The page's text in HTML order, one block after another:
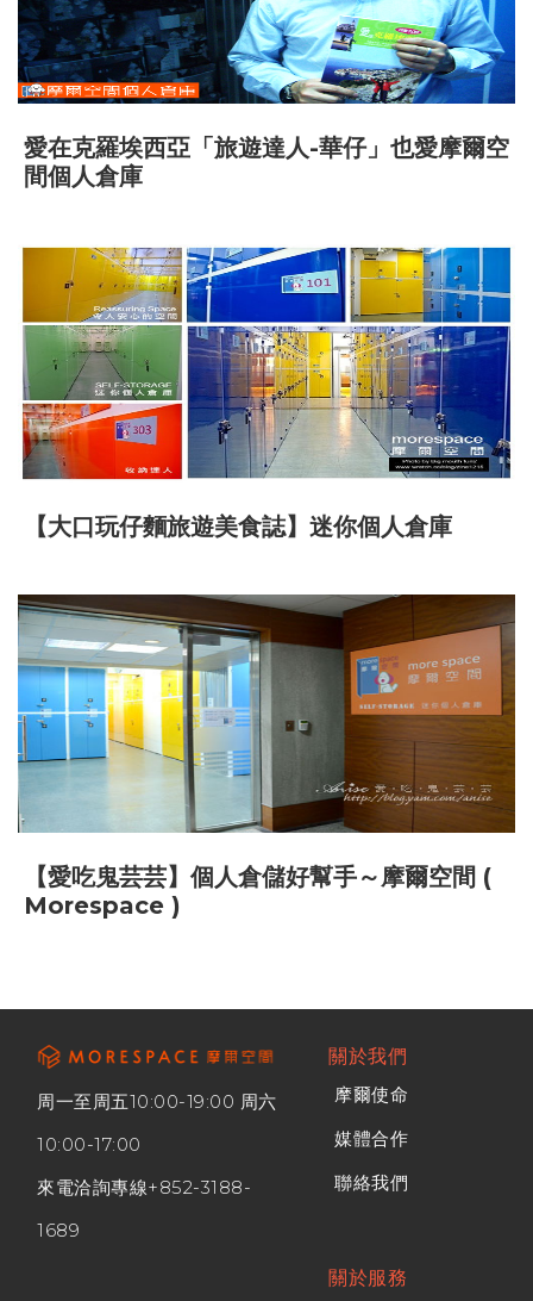
愛在克羅埃西亞「旅遊達人-華仔」也愛摩爾空
間個人倉庫
【大口玩仔麵旅遊美食誌】迷你個人倉庫
【愛吃鬼芸芸】個人倉儲好幫手～摩爾空間 (
Morespace )
周一至周五10:00-19:00 周六
10:00-17:00
來電洽詢專線+852-3188-
1689
關於我們
摩爾使命
媒體合作
聯絡我們
關於服務